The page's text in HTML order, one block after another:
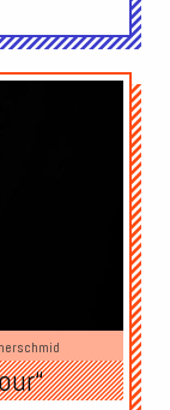
Audio-
Player